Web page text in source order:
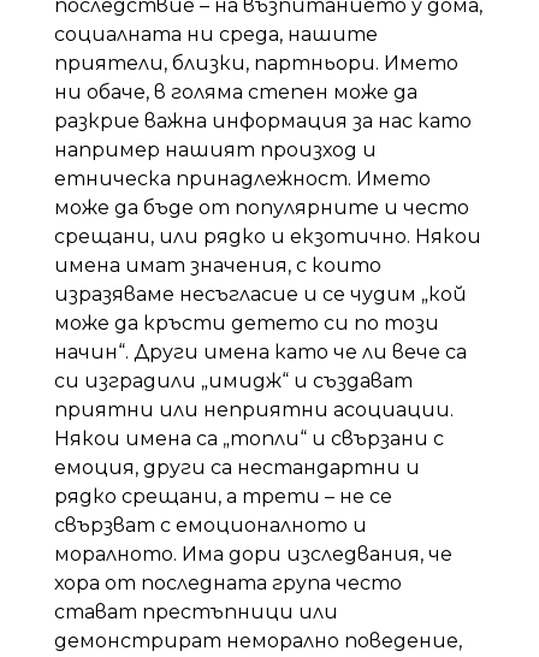
последствие – на възпитанието у дома,
социалната ни среда, нашите
приятели, близки, партньори. Името
ни обаче, в голяма степен може да
разкрие важна информация за нас като
например нашият произход и
етническа принадлежност. Името
може да бъде от популярните и често
срещани, или рядко и екзотично. Някои
имена имат значения, с които
изразяваме несъгласие и се чудим „кой
може да кръсти детето си по този
начин“. Други имена като че ли вече са
си изградили „имидж“ и създават
приятни или неприятни асоциации.
Някои имена са „топли“ и свързани с
емоция, други са нестандартни и
рядко срещани, а трети – не се
свързват с емоционалното и
моралното. Има дори изследвания, че
хора от последната група често
стават престъпници или
демонстрират неморално поведение,